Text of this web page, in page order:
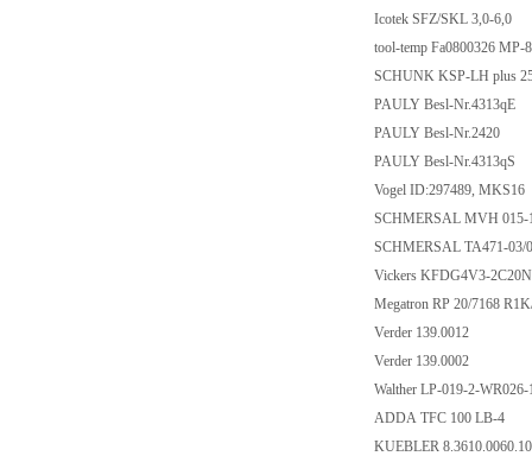
Icotek SFZ/SKL
tool-temp Fa0800326
SCHUNK KSP-LH
PAULY Besl-
PAULY Besl-
PAULY Besl-
Vogel ID:297489,
SCHMERSAL MVH
SCHMERSAL TA471-
Vickers KFDG4V3-
Megatron RP 20/
Verder 139.0012
Verder 139.0002
Walther LP-019-2-
ADDA TFC 100
KUEBLER